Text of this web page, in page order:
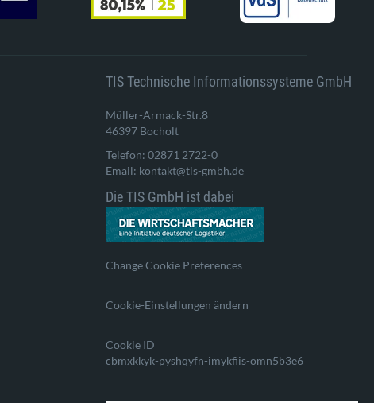
TIS Technische Informationssysteme GmbH
Müller-Armack-Str.8
46397 Bocholt
Telefon: 02871 2722-0
Email: kontakt@tis-gmbh.de
Die TIS GmbH ist dabei
Change Cookie Preferences
Cookie-Einstellungen ändern
Cookie ID
cbmxkkyk-pyshqyfn-imykfiis-omn5b3e6